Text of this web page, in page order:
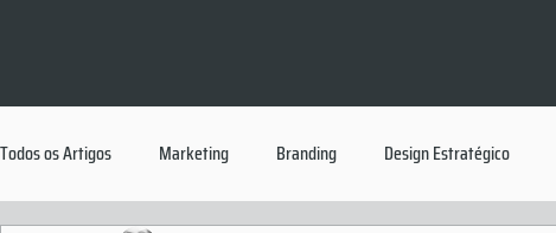
Todos os Artigos Marketing Branding Design Estratégico